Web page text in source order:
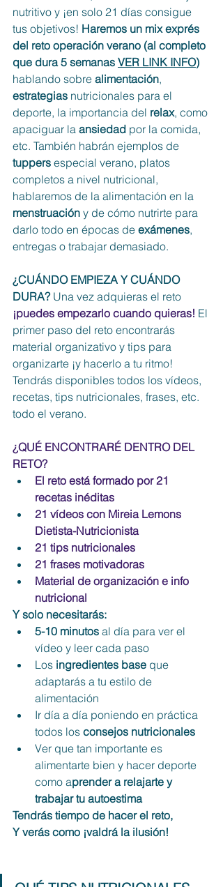
nutritivo y ¡en solo 21 días consigue
tus objetivos! Haremos un mix exprés
del reto operación verano (al completo
que dura 5 semanas VER LINK INFO)
hablando sobre alimentación,
estrategias nutricionales para el
deporte, la importancia del relax, como
apaciguar la ansiedad por la comida,
etc. También habrán ejemplos de
tuppers especial verano, platos
completos a nivel nutricional,
hablaremos de la alimentación en la
menstruación y de cómo nutrirte para
darlo todo en épocas de exámenes,
entregas o trabajar demasiado.
¿CUÁNDO EMPIEZA Y CUÁNDO
DURA? Una vez adquieras el reto
¡puedes empezarlo cuando quieras! El
primer paso del reto encontrarás
material organizativo y tips para
organizarte ¡y hacerlo a tu ritmo!
Tendrás disponibles todos los vídeos,
recetas, tips nutricionales, frases, etc.
todo el verano.
¿QUÉ ENCONTRARÉ DENTRO DEL
RETO?
El reto está formado por 21
recetas inéditas
21 vídeos con Mireia Lemons
Dietista-Nutricionista
21 tips nutricionales
21 frases motivadoras
Material de organización e info
nutricional
Y solo necesitarás:
5-10 minutos al día para ver el
vídeo y leer cada paso
Los ingredientes base que
adaptarás a tu estilo de
alimentación
Ir día a día poniendo en práctica
todos los consejos nutricionales
Ver que tan importante es
alimentarte bien y hacer deporte
como aprender a relajarte y
trabajar tu autoestima
Tendrás tiempo de hacer el reto,
Y verás como ¡valdrá la ilusión!